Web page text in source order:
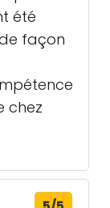
été
façon
chez